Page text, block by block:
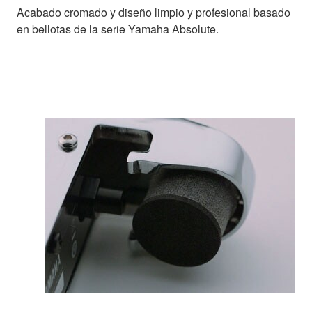
Acabado cromado y diseño limpio y profesional basado
en bellotas de la serie Yamaha Absolute.